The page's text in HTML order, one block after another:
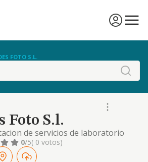
FOTO S.L.
Foto S.l.
de servicios de laboratorio
compra y venta de material
y de sus accesorios.
0/5( 0 votos)